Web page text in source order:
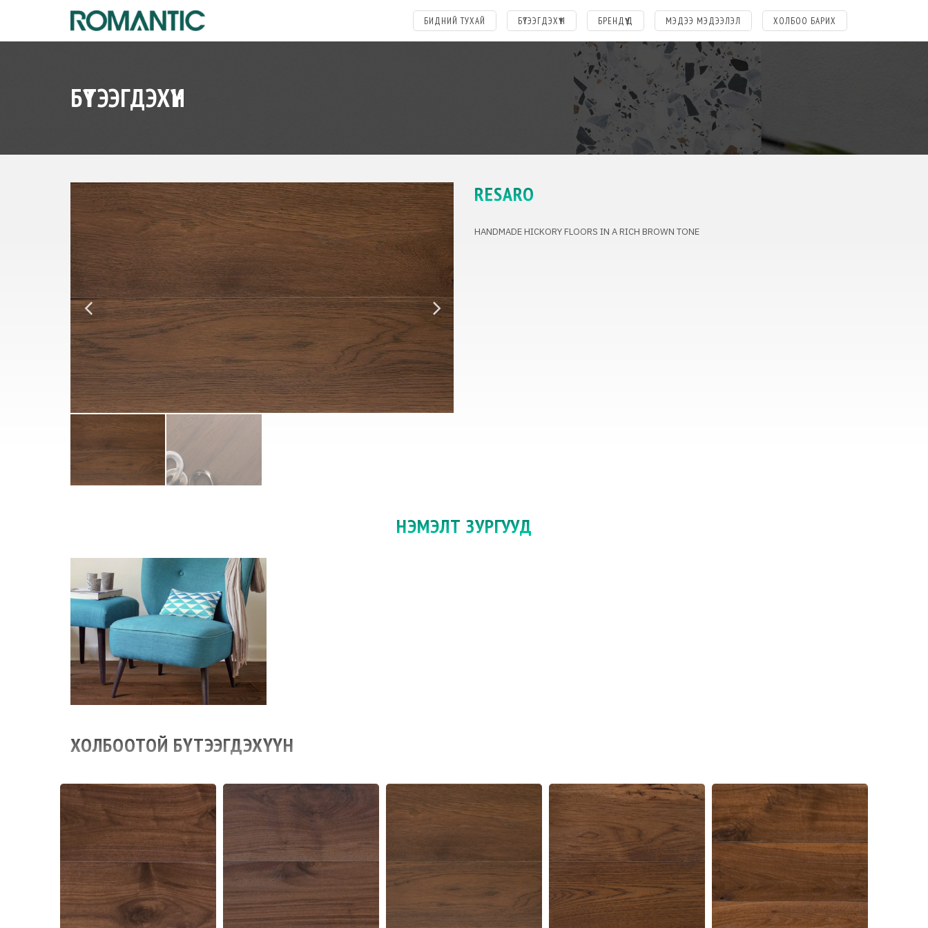
БИДНИЙ ТУХАЙ БҮТЭЭГДЭХҮҮН БРЕНДҮҮД МЭДЭЭ МЭДЭЭЛЭЛ ХОЛБОО БАРИХ
БҮТЭЭГДЭХҮҮН
RESARO
HANDMADE HICKORY FLOORS IN A RICH BROWN TONE
НЭМЭЛТ ЗУРГУУД
ХОЛБООТОЙ БҮТЭЭГДЭХҮҮН